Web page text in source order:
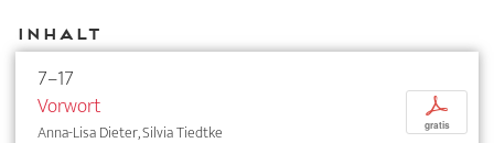
Inhalt
7–17
Vorwort
Anna-Lisa Dieter, Silvia Tiedtke
p
gratis